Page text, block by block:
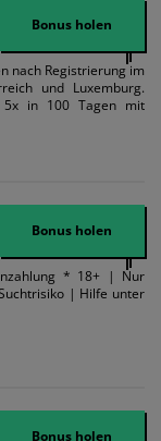
Bonus holen
nach Registrierung im
und Luxemburg.
5x in 100 Tagen mit
Lizenziert; Hilfe bei
Bonus holen
* 18+ | Nur
| Hilfe unter
Bonus holen